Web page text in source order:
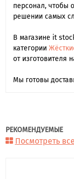
персонал, чтобы
решении самых
В магазине it
категории
от изготовителя
Мы готовы
РЕКОМЕНДУЕМЫЕ
Посмотреть все